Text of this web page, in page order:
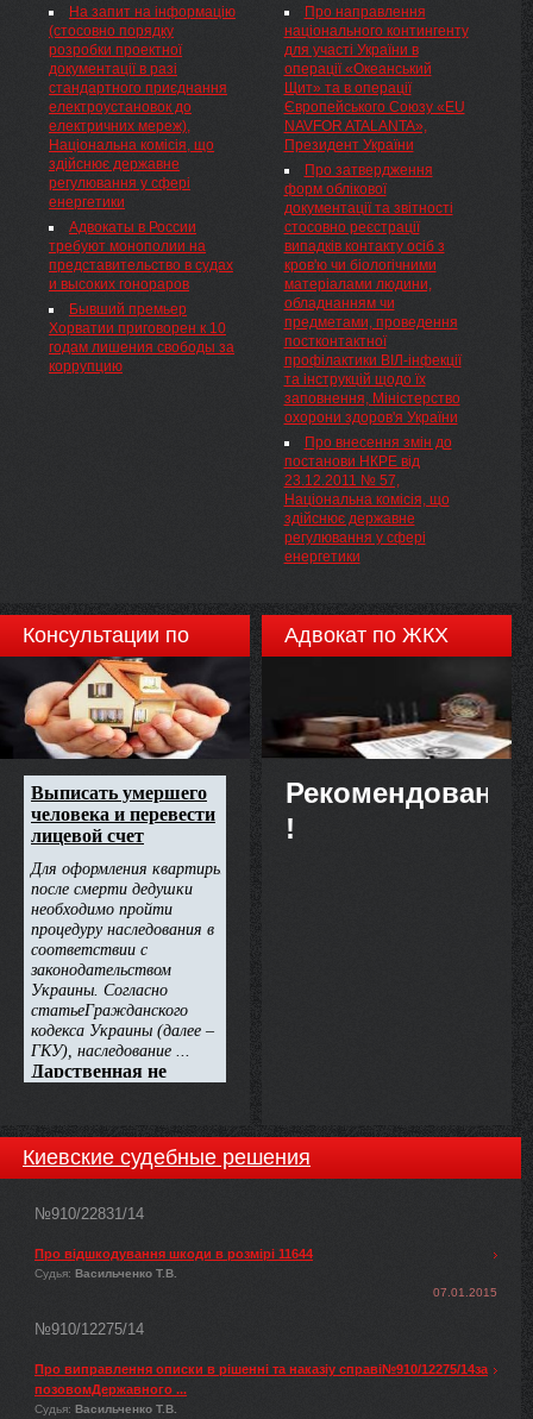
засобів на території
Вінницької, Івано-Франківської,
Київської, Тернопільської ...
На запит на інформацію
(стосовно порядку
розробки проектної
документації в разі
стандартного приєднання
електроустановок до
електричних мереж),
Національна комісія, що
здійснює державне
регулювання у сфері
енергетики
Адвокаты в России
требуют монополии на
представительство в судах
и высоких гонораров
Бывший премьер
Хорватии приговорен к 10
годам лишения свободы за
коррупцию
Національна комісія, що
здійснює державне
регулювання у сфері енергетики
Про встановлення тарифів
на передачу електричної енергії
місцевими (локальними)
електромережами та тарифів
на постачання електричної
енергії за регульованим
тарифом для ПАТ
„Вінницяобленерго"
Про направлення
національного контингенту
для участі України в
операції «Океанський
Щит» та в операції
Європейського Союзу «EU
NAVFOR ATALANTA»,
Президент України
Про затвердження
форм облікової
документації та звітності
стосовно реєстрації
випадків контакту осіб з
кров'ю чи біологічними
матеріалами людини,
обладнанням чи
предметами, проведення
постконтактної
профілактики ВІЛ-інфекції
та інструкцій щодо їх
заповнення, Міністерство
охорони здоров'я України
Про внесення змін до
постанови НКРЕ від
23.12.2011 № 57,
Національна комісія, що
здійснює державне
регулювання у сфері
енергетики
Консультации по
недвижимости
Адвокат по ЖКХ
Рекомендовано
!
Киевские судебные решения
№910/22831/14
Про відшкодування шкоди в розмірі 11644
Судья: Васильченко Т.В.
07.01.2015
№910/12275/14
Про виправлення описки в рішенні та наказіу справі№910/12275/14за
позовомДержавного ...
Судья: Васильченко Т.В.